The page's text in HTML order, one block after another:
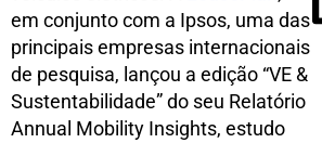
em conjunto com a Ipsos, uma das
principais empresas internacionais
de pesquisa, lançou a edição “VE &
Sustentabilidade” do seu Relatório
Annual Mobility Insights, estudo